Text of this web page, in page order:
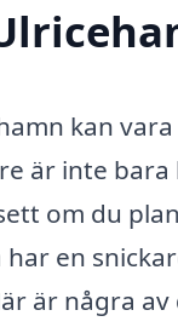
kan
är inte
om du
en
är några av